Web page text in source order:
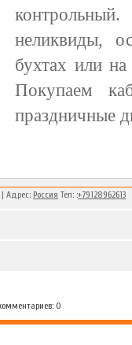
неликвиды,
бухтах или
Покупаем
праздничные
| Адрес: Россия Тел: :+79128962613
0